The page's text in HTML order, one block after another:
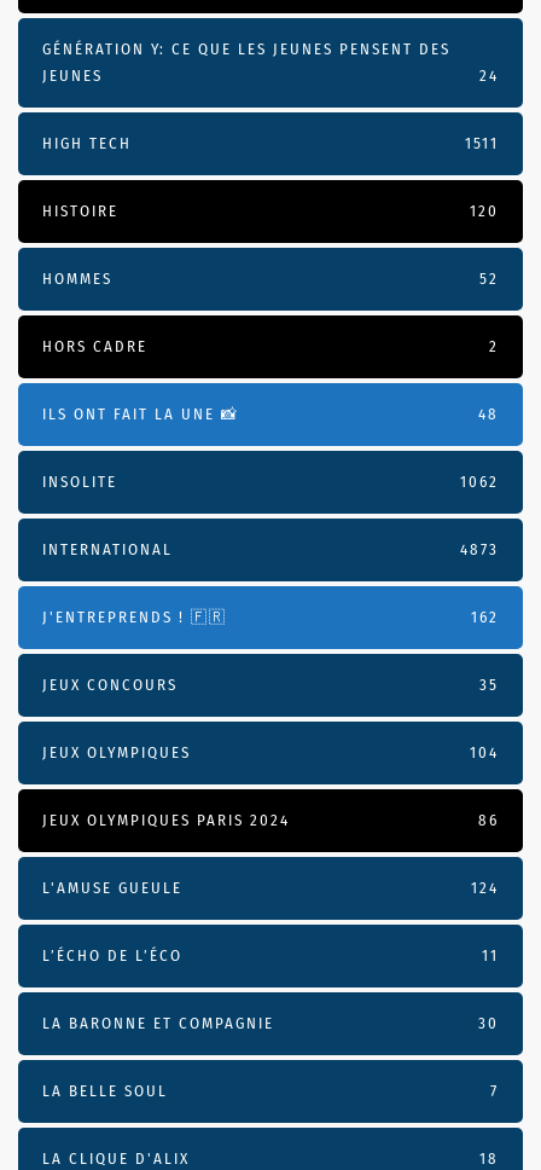
GÉNÉRATION Y: CE QUE LES JEUNES PENSENT DES
JEUNES
24
HIGH TECH 1511
HISTOIRE 120
HOMMES 52
HORS CADRE 2
ILS ONT FAIT LA UNE 📸 48
INSOLITE 1062
INTERNATIONAL 4873
J'ENTREPRENDS ! 🇫🇷 162
JEUX CONCOURS 35
JEUX OLYMPIQUES 104
JEUX OLYMPIQUES PARIS 2024 86
L'AMUSE GUEULE 124
L’ÉCHO DE L’ÉCO 11
LA BARONNE ET COMPAGNIE 30
LA BELLE SOUL 7
LA CLIQUE D'ALIX 18